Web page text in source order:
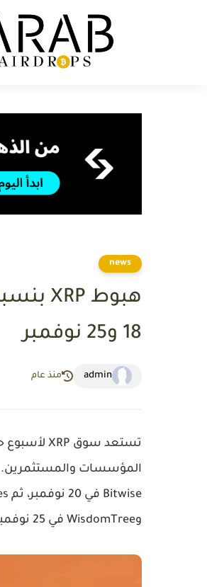
news
18 و25 نوفمبر
admin منذ عام
وWisdomTree في 25 نوفمبر.